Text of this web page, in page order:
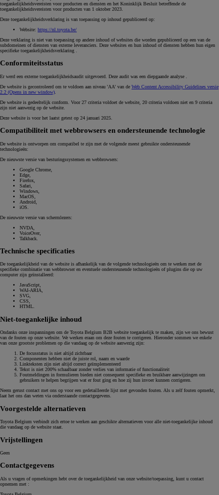
toegankelijkheidsvereisten voor producten en diensten en het Koninklijk Besluit betreffende de
toegankelijkheidsvereisten voor producten van 1 oktober 2023.
Deze toegankelijkheidsverklaring is van toepassing op inhoud gepubliceerd op:
Website: https://nl.toyota.be/
Deze verklaring is niet van toepassing op andere inhoud of websites die worden gepubliceerd op een van de
subdomeinen of diensten van externe leveranciers. Deze websites en hun inhoud of diensten hebben hun eigen
specifieke toegankelijkheidsverklaring .
Conformiteitsstatus
Er werd een externe toegankelijkheidsaudit uitgevoerd. Deze audit was een diepgaande analyse .
De website is gecontroleerd om te voldoen aan niveau 'AA' van de Web Content Accessibility Guidelines versie
2.2 (Opens in new window)
De website is gedeeltelijk conform. Voor 27 criteria voldoet de website, 20 criteria voldoen niet en 9 criteria
zijn niet aanwezig op de website.
Deze website is voor het laatst getest op 24 januari 2025.
Compatibiliteit met webbrowsers en ondersteunende technologie
De website is ontworpen om compatibel te zijn met de volgende meest gebruikte ondersteunende
technologieën:
De nieuwste versie van besturingssystemen en webbrowsers:
Google Chrome,
Edge,
Firefox,
Safari,
Windows,
MacOS,
Android,
iOS.
De nieuwste versie van schermlezers:
NVDA,
VoiceOver,
Talkback.
Technische specificaties
De toegankelijkheid van de website is afhankelijk van de volgende technologieën om te werken met de
specifieke combinatie van webbrowser en eventuele ondersteunende technologieën of plugins die op uw
computer zijn geïnstalleerd:
JavaScript,
WAI-ARIA,
SVG,
CSS,
HTML.
Niet-toegankelijke inhoud
Ondanks onze inspanningen om de Toyota Belgium B2B website toegankelijk te maken, zijn we ons bewust
van de fouten op onze website. We werken eraan om deze fouten te corrigeren. Hieronder sommen we enkele
van onze grootste problemen op die vandaag op de website aanwezig zijn:
De focusstatus is niet altijd zichtbaar
Componenten hebben niet de juiste rol, naam en waarde
Linkteksten zijn niet altijd correct geïmplementeerd
Tekst is niet 200% schaalbaar zonder verlies van informatie of functionaliteit
Foutmeldingen in formulieren bieden niet consequent specifieke en bruikbare aanwijzingen om
gebruikers te helpen begrijpen wat er fout ging en hoe zij hun invoer kunnen corrigeren.
Neem gerust contact met ons op voor een gedetailleerde lijst met gevonden fouten. Als u zelf fouten opmerkt,
laat het ons dan weten via onderstaande contactgegevens.
Voorgestelde alternatieven
Toyota Belgium verbindt zich ertoe te werken aan geschikte alternatieven voor alle niet-toegankelijke inhoud
die vandaag op de website staat.
Vrijstellingen
Geen
Contactgegevens
Als u vragen of opmerkingen hebt over de toegankelijkheid van onze website/toepassing, kunt u contact
opnemen met :